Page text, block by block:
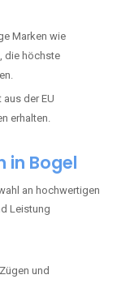
Marken wie
, die höchste
der EU
erhalten.
in Bogel
an hochwertigen
Leistung
und